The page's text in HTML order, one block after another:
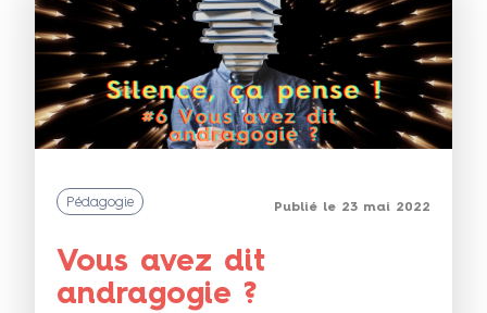
Pédagogie Publié le 23 mai 2022
Vous avez dit
andragogie ?